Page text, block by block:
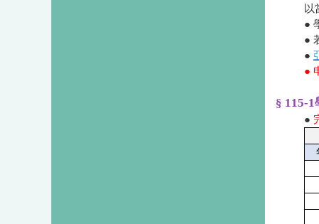
以
●
●
●
●
§ 115-
●